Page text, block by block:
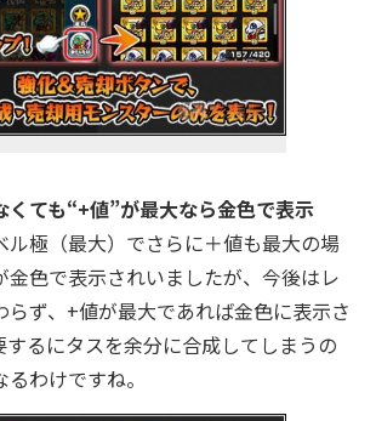
くても“+値”が最大なら金色で表示
極（最大）でさらに＋値も最大の場
金色で表示されいましたが、今後はレ
らず、+値が最大であれば金色に表示さ
するにタスを余分に合成してしまうの
わけですね。